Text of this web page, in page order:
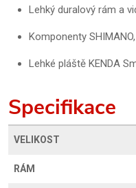
Lehký duralový rám a
Komponenty
Lehké pláště KENDA
Specifikace
VELIKOST
RÁM